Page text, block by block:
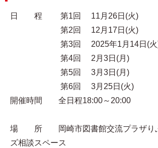
日 程 第1回 11月26日(火)
第2回 12月17日(火)
第3回 2025年1月14日(火
第4回 2月3日(月)
第5回 3月3日(月)
第6回 3月25日(火)
開催時間 全日程18:00～20:00
場 所 岡崎市図書館交流プラザり
ズ相談スペース